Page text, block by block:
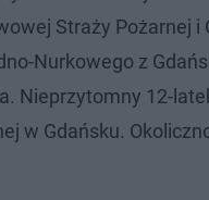
Straży Pożarnej i
Nurkowego z
Nieprzytomny 12-
w Gdańsku.